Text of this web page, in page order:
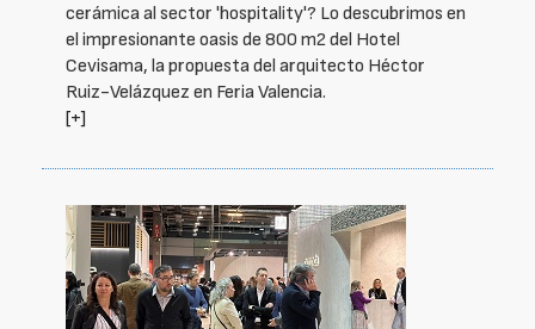
cerámica al sector 'hospitality'? Lo descubrimos en
el impresionante oasis de 800 m2 del Hotel
Cevisama, la propuesta del arquitecto Héctor
Ruiz-Velázquez en Feria Valencia.
[+]